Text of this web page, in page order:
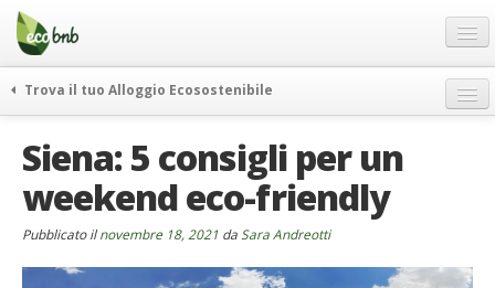
Menu
Salta
contenuto
Offerte Speciali
Regali
FAQ
Chi Siamo
Partner
Trova il tuo Alloggio Ecosostenibile
itinerari
curiosità
vivere e viaggiare verde
Siena: 5 consigli per un
weekend eco-friendly
Pubblicato ilnovembre 18, 2021 da Sara Andreotti